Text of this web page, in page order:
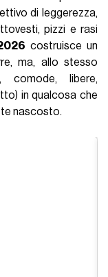
di leggerezza,
pizzi e rasi
costruisce un
ma, allo stesso
comode, libere,
in qualcosa che
nascosto.